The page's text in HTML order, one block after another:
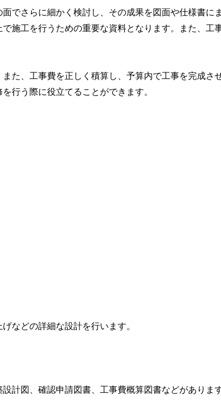
でさらに細かく検討し、その成果を図面や仕様書に
施工を行うための重要な資料となります。また、工
た、工事費を正しく積算し、予算内で工事を完成さ
行う際に役立てることができます。
などの詳細な設計を行います。
計図、確認申請図書、工事費概算図書などがあります